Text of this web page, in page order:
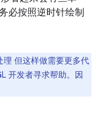
必按照逆时针绘制
理 但这样做需要更多代
开发者寻求帮助。因